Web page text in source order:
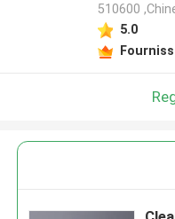
510600
5.0